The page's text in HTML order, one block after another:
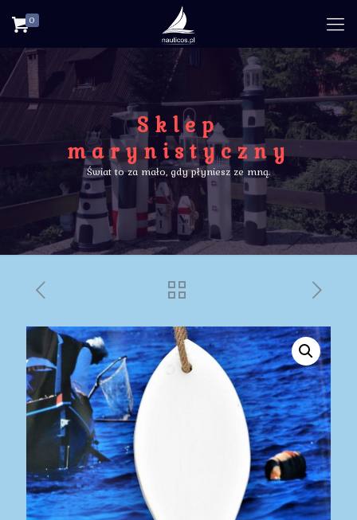
0
Sklep
marynistyczny
Świat to za mało, gdy płyniesz ze mną.